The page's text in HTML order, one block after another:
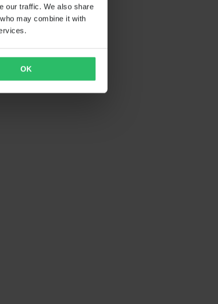
our traffic. We also share
may combine it with
OK